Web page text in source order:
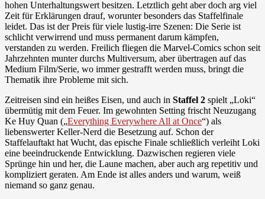
hohen Unterhaltungswert besitzen. Letztlich geht aber doch arg viel
Zeit für Erklärungen drauf, worunter besonders das Staffelfinale
leidet. Das ist der Preis für viele lustig-irre Szenen: Die Serie ist
schlicht verwirrend und muss permanent darum kämpfen,
verstanden zu werden. Freilich fliegen die Marvel-Comics schon seit
Jahrzehnten munter durchs Multiversum, aber übertragen auf das
Medium Film/Serie, wo immer gestrafft werden muss, bringt die
Thematik ihre Probleme mit sich.
Zeitreisen sind ein heißes Eisen, und auch in Staffel 2 spielt „Loki“
übermütig mit dem Feuer. Im gewohnten Setting frischt Neuzugang
Ke Huy Quan („Everything Everywhere All at Once“) als
liebenswerter Keller-Nerd die Besetzung auf. Schon der
Staffelauftakt hat Wucht, das epische Finale schließlich verleiht Loki
eine beeindruckende Entwicklung. Dazwischen regieren viele
Sprünge hin und her, die Laune machen, aber auch arg repetitiv und
kompliziert geraten. Am Ende ist alles anders und warum, weiß
niemand so ganz genau.